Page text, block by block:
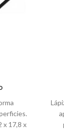
x 17,8 x